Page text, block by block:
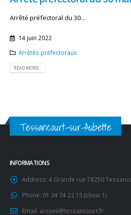
Arrêté préfectoral du 30...
14 juin 2022
Arrêtés préfectoraux
READ MORE...
Tessancourt-sur-Aubette
INFORMATIONS
Address: 4 Grande rue 78250
Phone: 01 34 74 22 15 (choix 1)
Email: accueil@tessancourt.fr